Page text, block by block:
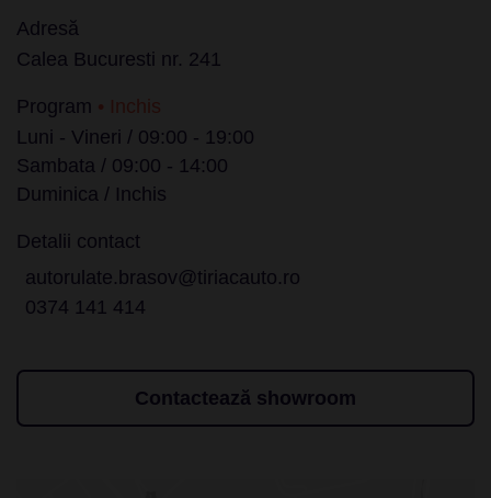
Adresă
Calea Bucuresti nr. 241
Program • Inchis
Luni - Vineri / 09:00 - 19:00
Sambata / 09:00 - 14:00
Duminica / Inchis
Detalii contact
autorulate.brasov@tiriacauto.ro
0374 141 414
Contactează showroom